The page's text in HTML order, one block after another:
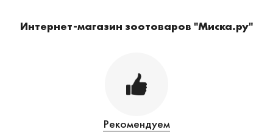
Интернет-магазин зоотоваров "Миска.ру"
Рекомендуем